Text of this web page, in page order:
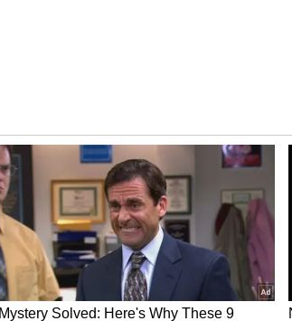
ಬಂಧನ ವಿಧಿಸಿತು. ಜಾನಿ ಮಾಸ್ಟರ್ ಮೇಲೆ ಪೋಕ್ಸೊ
ಸುಮಾರು 36 ದಿನಗಳ ಕಾಲ ಜಾನಿ ಮಾಸ್ಟರ್
ಬಿಡುಗಡೆಯಾದರು. ಜೈಲಿನಿಂದ ಹೊರಬಂದ ಜಾನಿ
ಅವರೊಂದಿಗೆ ಜಾನಿ ಮಾಸ್ಟರ್ ತಮ್ಮ
ಅನುಭವಿಸಿದೆ. ಊಟ ಚೆನ್ನಾಗಿರಲಿಲ್ಲ. ಯಾರೂ
ಕೆಲವು ದಿನಗಳವರೆಗೆ ಯಾರೊಂದಿಗೂ
ಇಲ್ಲ. ಶೀಘ್ರದಲ್ಲೇ ಎಲ್ಲವನ್ನೂ